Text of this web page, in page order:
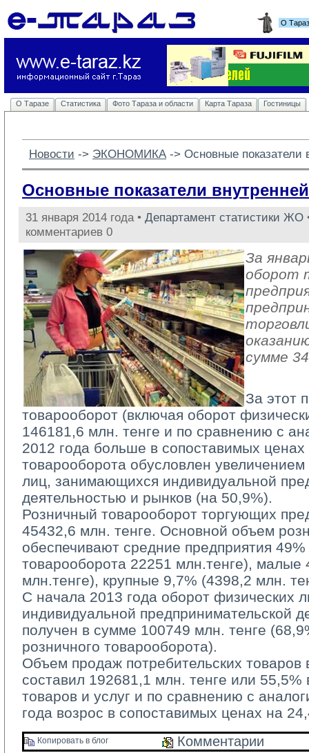
О
О Таразе Статистика Фото Тараза и области Карта Тараза Гостиницы
Новости -> ЭКОНОМИКА -> Основные показатели
Основные показатели
31 января 2014 года • Департамент статистики ЖО
комментариев 0
За
оборот
сумме
За этот
товарооборот (включая оборот
146181,6 млн. тенге и по сравнению с
2012 года больше в сопоставимых
товарооборота обусловлен
лиц, занимающихся индивидуальной
деятельностью и рынков (на 50,9%).
Розничный товарооборот торгующих
45432,6 млн. тенге. Основной объем
обеспечивают средние предприятия
товарооборота 22251 млн.тенге), малые
млн.тенге), крупные 9,7% (4398,2 млн.
С начала 2013 года оборот физических
индивидуальной предпринимательской
получен в сумме 100749 млн. тенге
розничного товарооборота).
Объем продаж потребительских товаров
составил 192681,1 млн. тенге или
товаров и услуг и по сравнению с
года возрос в сопоставимых ценах на
Копировать в блог Комментарии